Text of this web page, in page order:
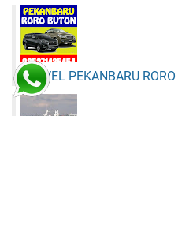
TRAVEL PEKANBARU